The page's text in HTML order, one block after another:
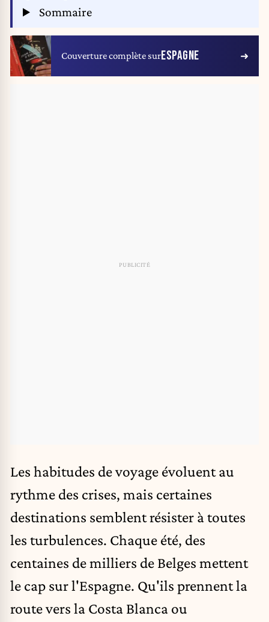
Sommaire
Couverture complète surESPAGNE
Les habitudes de voyage évoluent au
rythme des crises, mais certaines
destinations semblent résister à toutes
les turbulences. Chaque été, des
centaines de milliers de Belges mettent
le cap sur l'Espagne. Qu'ils prennent la
route vers la Costa Blanca ou